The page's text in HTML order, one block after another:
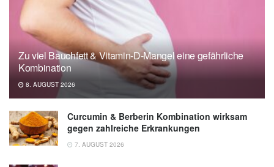
Zu viel Bauchfett & Vitamin-D-Mangel eine gefährliche
Kombination
8. AUGUST 2026
Curcumin & Berberin Kombination wirksam
gegen zahlreiche Erkrankungen
7. AUGUST 2026